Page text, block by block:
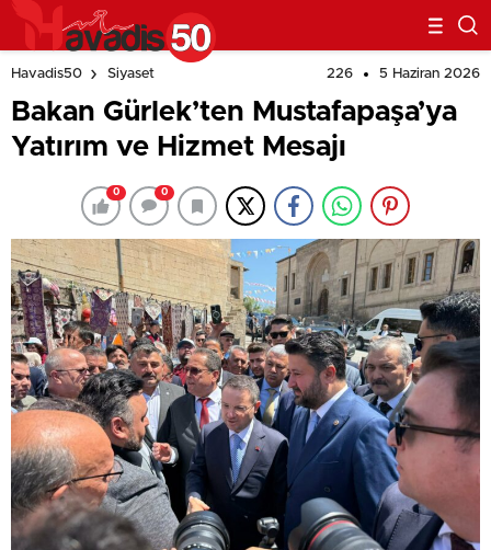
Havadis50 Siyaset 226 5 Haziran 2026
Bakan Gürlek’ten Mustafapaşa’ya
Yatırım ve Hizmet Mesajı
0 0